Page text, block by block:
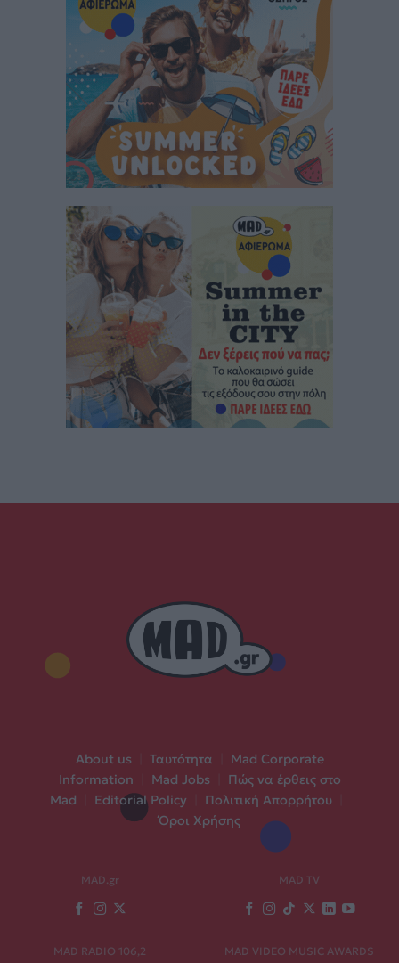
About us Ταυτότητα
Mad Corporate
Information
Mad Jobs
Πώς να έρθεις στο
Mad
Editorial Policy Πολιτική Απορρήτου
Όροι Χρήσης
MAD.gr MAD TV
MAD RADIO 106,2 MAD VIDEO MUSIC AWARDS